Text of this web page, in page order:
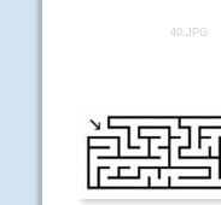
40.JPG